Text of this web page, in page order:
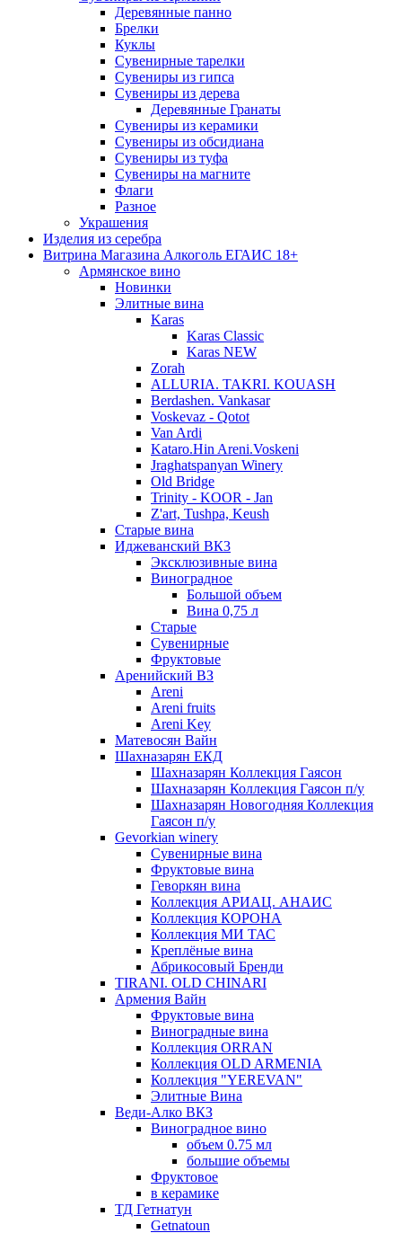
Деревянные панно
Брелки
Куклы
Сувенирные тарелки
Сувениры из гипса
Сувениры из дерева
Деревянные Гранаты
Сувениры из керамики
Сувениры из обсидиана
Сувениры из туфа
Сувениры на магните
Флаги
Разное
Украшения
Изделия из серебра
Витрина Магазина Алкоголь ЕГАИС 18+
Армянское вино
Новинки
Элитные вина
Karas
Karas Classic
Karas NEW
Zorah
ALLURIA. TAKRI. KOUASH
Berdashen. Vankasar
Voskevaz - Qotot
Van Ardi
Kataro.Hin Areni.Voskeni
Jraghatspanyan Winery
Old Bridge
Trinity - KOOR - Jan
Z'art, Tushpa, Keush
Старые вина
Иджеванский ВК3
Эксклюзивные вина
Виноградное
Большой объем
Вина 0,75 л
Старые
Сувенирные
Фруктовые
Аренийский ВЗ
Areni
Areni fruits
Areni Key
Матевосян Вайн
Шахназарян ЕКД
Шахназарян Коллекция Гаясон
Шахназарян Коллекция Гаясон п/у
Шахназарян Новогодняя Коллекция
Гаясон п/у
Gevorkian winery
Сувенирные вина
Фруктовые вина
Геворкян вина
Коллекция АРИАЦ. АНАИС
Коллекция КОРОНА
Коллекция МИ ТАС
Креплёные вина
Абрикосовый Бренди
TIRANI. OLD CHINARI
Армения Вайн
Фруктовые вина
Виноградные вина
Коллекция ORRAN
Коллекция OLD ARMENIA
Коллекция "YEREVAN"
Элитные Вина
Веди-Алко ВКЗ
Виноградное вино
объем 0.75 мл
большие объемы
Фруктовое
в керамике
ТД Гетнатун
Getnatoun